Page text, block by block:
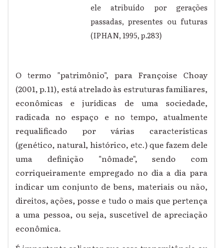
ele atribuído por gerações
passadas, presentes ou futuras
(IPHAN, 1995, p.283)
O termo "patrimônio", para Françoise Choay
(2001, p.11), está atrelado às estruturas familiares,
econômicas e jurídicas de uma sociedade,
radicada no espaço e no tempo, atualmente
requalificado por várias características
(genético, natural, histórico, etc.) que fazem dele
uma definição "nômade", sendo com
corriqueiramente empregado no dia a dia para
indicar um conjunto de bens, materiais ou não,
direitos, ações, posse e tudo o mais que pertença
a uma pessoa, ou seja, suscetível de apreciação
econômica.